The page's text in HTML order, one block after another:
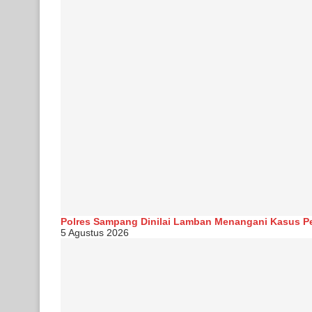
Polres Sampang Dinilai Lamban Menangani Kasus
5 Agustus 2026